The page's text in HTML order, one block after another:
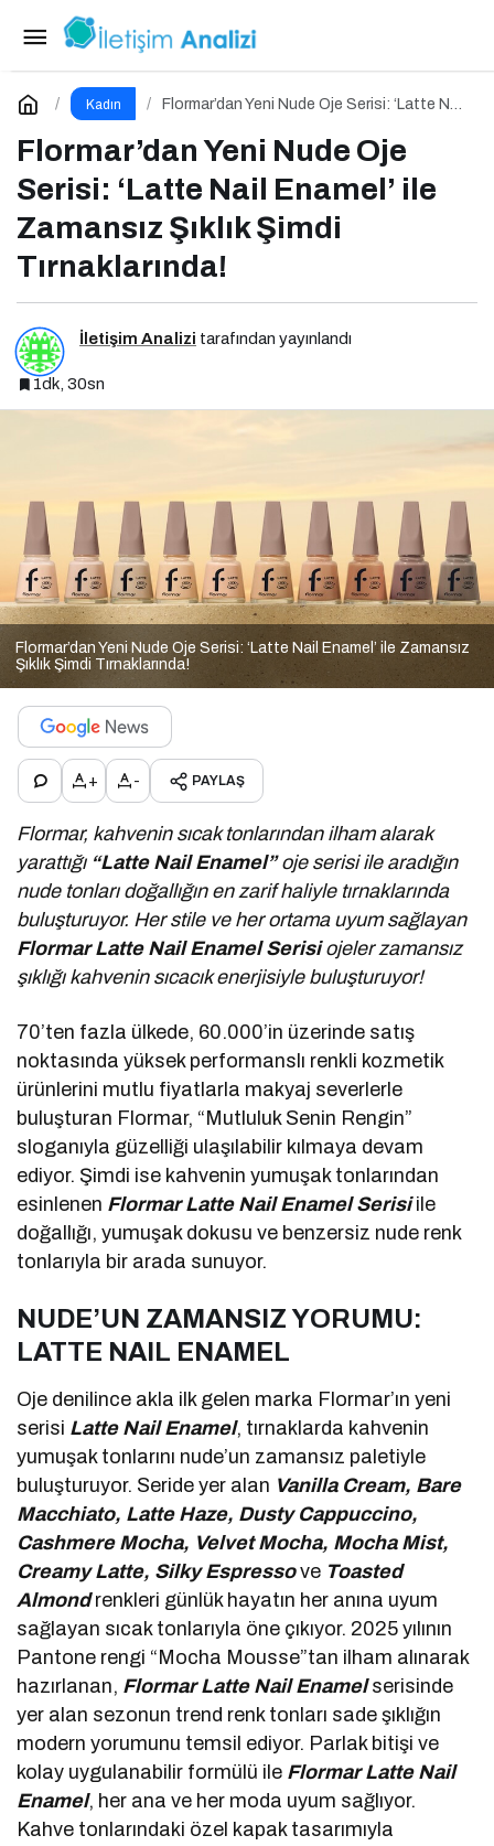
Kadın
Flormar’dan Yeni Nude Oje Serisi: ‘Latte Nail
Tırnaklarında!
Flormar’dan Yeni Nude Oje
Serisi: ‘Latte Nail Enamel’ ile
Zamansız Şıklık Şimdi
Tırnaklarında!
İletişim Analizi tarafından yayınlandı
1dk, 30sn
Flormar’dan Yeni Nude Oje Serisi: ‘Latte Nail Enamel’ ile Zamansız
Şıklık Şimdi Tırnaklarında!
+ - PAYLAŞ
Flormar, kahvenin sıcak tonlarından ilham alarak
yarattığı “Latte Nail Enamel”oje serisi ile aradığın
nude tonları doğallığın en zarif haliyle tırnaklarında
buluşturuyor. Her stile ve her ortama uyum sağlayan
Flormar Latte Nail Enamel Serisiojeler zamansız
şıklığı kahvenin sıcacık enerjisiyle buluşturuyor!
70’ten fazla ülkede, 60.000’in üzerinde satış
noktasında yüksek performanslı renkli kozmetik
ürünlerini mutlu fiyatlarla makyaj severlerle
buluşturan Flormar, “Mutluluk Senin Rengin”
sloganıyla güzelliği ulaşılabilir kılmaya devam
ediyor. Şimdi ise kahvenin yumuşak tonlarından
esinlenen Flormar Latte Nail Enamel Serisiile
doğallığı, yumuşak dokusu ve benzersiz nude renk
tonlarıyla bir arada sunuyor.
NUDE’UN ZAMANSIZ YORUMU:
LATTE NAIL ENAMEL
Oje denilince akla ilk gelen marka Flormar’ın yeni
serisi Latte Nail Enamel, tırnaklarda kahvenin
yumuşak tonlarını nude’un zamansız paletiyle
buluşturuyor. Seride yer alan Vanilla Cream, Bare
Macchiato, Latte Haze, Dusty Cappuccino,
Cashmere Mocha, Velvet Mocha, Mocha Mist,
Creamy Latte, Silky Espressove Toasted
Almondrenkleri günlük hayatın her anına uyum
sağlayan sıcak tonlarıyla öne çıkıyor. 2025 yılının
Pantone rengi “Mocha Mousse”tan ilham alınarak
hazırlanan, Flormar Latte Nail Enamelserisinde
yer alan sezonun trend renk tonları sade şıklığın
modern yorumunu temsil ediyor. Parlak bitişi ve
kolay uygulanabilir formülü ile Flormar Latte Nail
Enamel, her ana ve her moda uyum sağlıyor.
Kahve tonlarındaki özel kapak tasarımıyla
KAGİDER Momentum Programı Kadın
Girişimcilerin Gücüne Güç Katıyor
Yorum Yap